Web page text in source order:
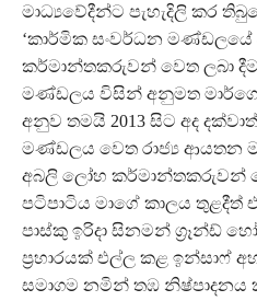
මාධ්‍යවේදීන්ට පැහැදිලි කර
‘කාර්මික සංවර්ධන
කර්මාන්තකරුවන් වෙත ලබා
මණ්ඩලය විසින් අනුමත
අනුව තමයි 2013 සිට අද
මණ්ඩලය වෙත රාජ්‍ය ආයතන
අබලි ලෝහ කර්මාන්තකරුවන්
පටිපාටිය මාගේ කාලය තුළදීත්
පාස්කු ඉරිදා සිනමන් ග්‍රෑන්ඩ්
ප්‍රහාරයක් එල්ල කළ ඉන්සාෆ්
සමාගම නමින් තඹ